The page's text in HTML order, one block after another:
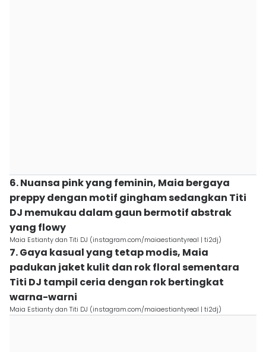
6. Nuansa pink yang feminin, Maia bergaya
preppy dengan motif gingham sedangkan Titi
DJ memukau dalam gaun bermotif abstrak
yang flowy
Maia Estianty dan Titi DJ (instagram.com/maiaestiantyreal | ti2dj)
7. Gaya kasual yang tetap modis, Maia
padukan jaket kulit dan rok floral sementara
Titi DJ tampil ceria dengan rok bertingkat
warna-warni
Maia Estianty dan Titi DJ (instagram.com/maiaestiantyreal | ti2dj)